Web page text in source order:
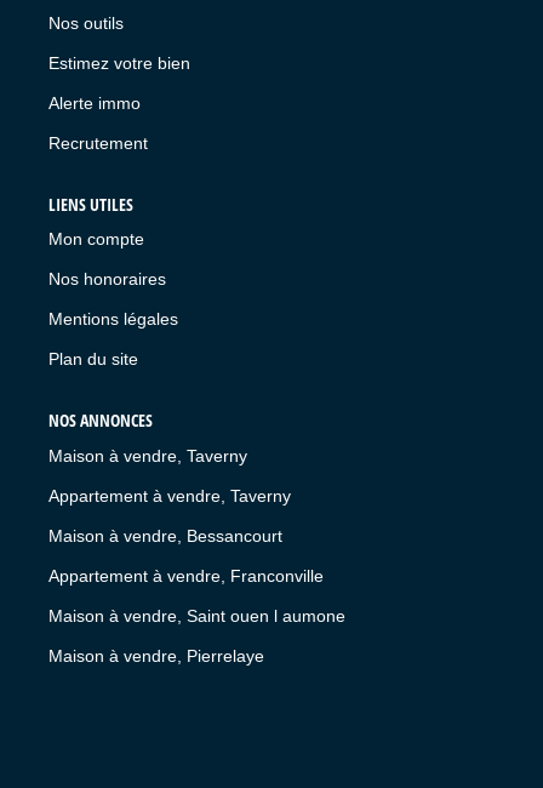
Nos outils
Estimez votre bien
Alerte immo
Recrutement
LIENS UTILES
Mon compte
Nos honoraires
Mentions légales
Plan du site
NOS ANNONCES
Maison à vendre, Taverny
Appartement à vendre, Taverny
Maison à vendre, Bessancourt
Appartement à vendre, Franconville
Maison à vendre, Saint ouen l aumone
Maison à vendre, Pierrelaye